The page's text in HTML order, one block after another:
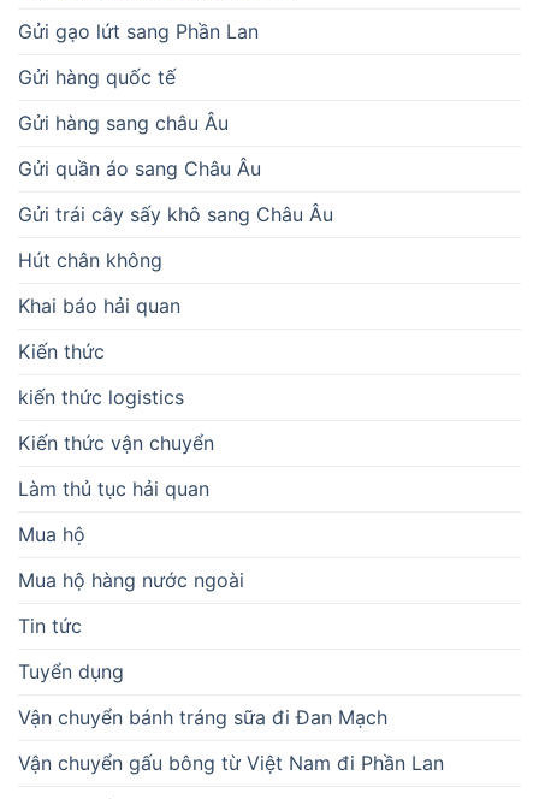
Gửi gạo lứt sang Phần Lan
Gửi hàng quốc tế
Gửi hàng sang châu Âu
Gửi quần áo sang Châu Âu
Gửi trái cây sấy khô sang Châu Âu
Hút chân không
Khai báo hải quan
Kiến thức
kiến thức logistics
Kiến thức vận chuyển
Làm thủ tục hải quan
Mua hộ
Mua hộ hàng nước ngoài
Tin tức
Tuyển dụng
Vận chuyển bánh tráng sữa đi Đan Mạch
Vận chuyển gấu bông từ Việt Nam đi Phần Lan